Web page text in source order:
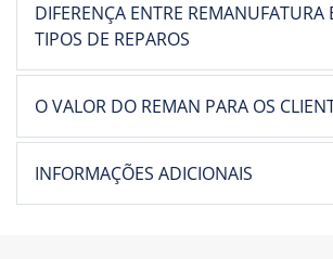
DIFERENÇA ENTRE REMANUFATURA
TIPOS DE REPAROS
O VALOR DO REMAN PARA OS
INFORMAÇÕES ADICIONAIS